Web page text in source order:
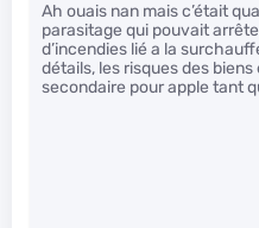
Ah ouais nan mais c’était
parasitage qui pouvait
d’incendies lié a la
détails, les risques des biens
secondaire pour apple tant